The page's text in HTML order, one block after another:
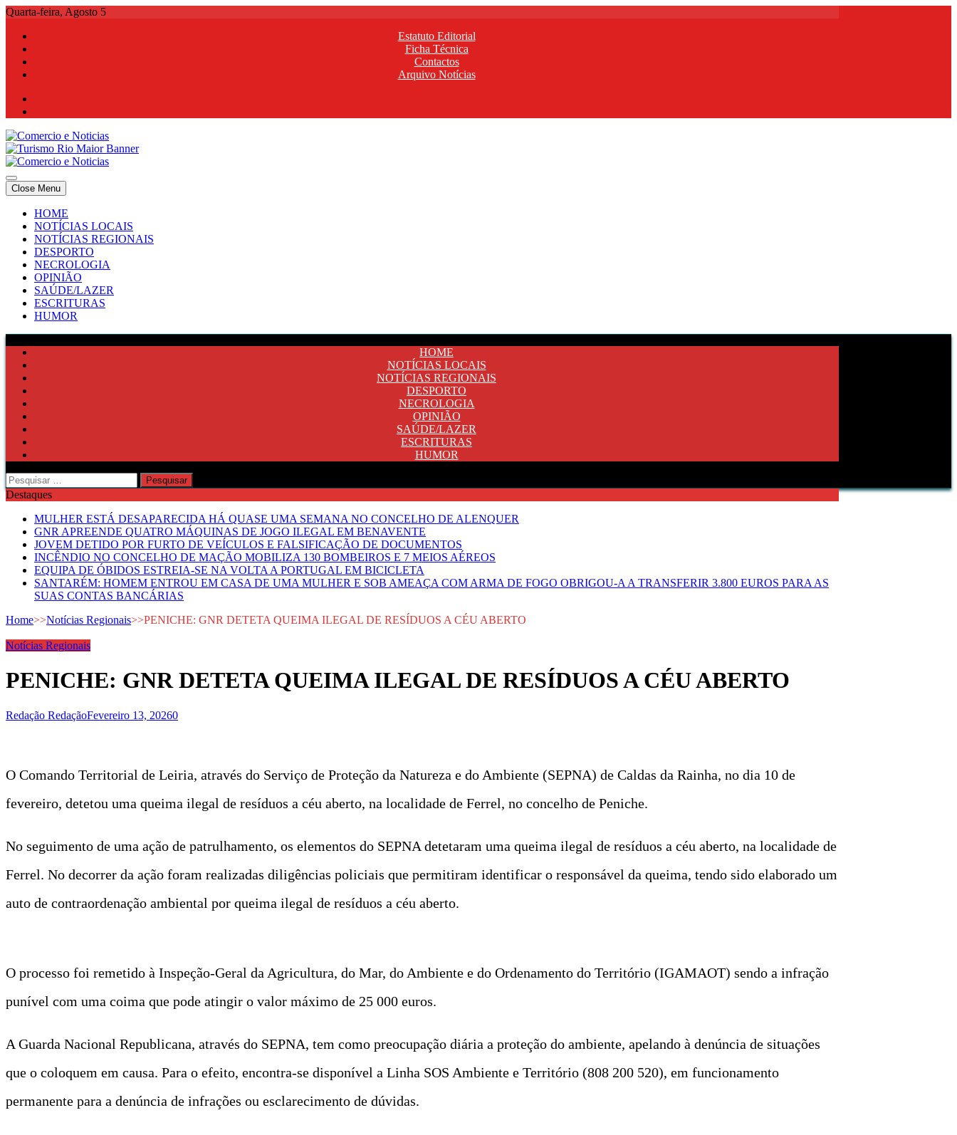
Skip
content
Quarta-feira, Agosto 5
Estatuto Editorial
Ficha Técnica
Contactos
Arquivo Notícias
Comercio e Noticias
Notícias e Publicidade Online
Comercio e Noticias
Notícias e Publicidade Online
Close Menu
HOME
NOTÍCIAS LOCAIS
NOTÍCIAS REGIONAIS
DESPORTO
NECROLOGIA
OPINIÃO
SAÚDE/LAZER
ESCRITURAS
HUMOR
HOME
NOTÍCIAS LOCAIS
NOTÍCIAS REGIONAIS
DESPORTO
NECROLOGIA
OPINIÃO
SAÚDE/LAZER
ESCRITURAS
HUMOR
Pesquisar
por:
Destaques
MULHER ESTÁ DESAPARECIDA HÁ QUASE UMA SEMANA NO CONCELHO DE ALENQUER
GNR APREENDE QUATRO MÁQUINAS DE JOGO ILEGAL EM BENAVENTE
JOVEM DETIDO POR FURTO DE VEÍCULOS E FALSIFICAÇÃO DE DOCUMENTOS
INCÊNDIO NO CONCELHO DE MAÇÃO MOBILIZA 130 BOMBEIROS E 7 MEIOS AÉREOS
EQUIPA DE ÓBIDOS ESTREIA-SE NA VOLTA A PORTUGAL EM BICICLETA
SANTARÉM: HOMEM ENTROU EM CASA DE UMA MULHER E SOB AMEAÇA COM ARMA DE FOGO OBRIGOU-A A TRANSFERIR 3.800 EUROS PARA AS
SUAS CONTAS BANCÁRIAS
Home>>Notícias Regionais>>PENICHE: GNR DETETA QUEIMA ILEGAL DE RESÍDUOS A CÉU ABERTO
Notícias Regionais
PENICHE: GNR DETETA QUEIMA ILEGAL DE RESÍDUOS A CÉU ABERTO
Redação RedaçãoFevereiro 13, 20260
O Comando Territorial de Leiria, através do Serviço de Proteção da Natureza e do Ambiente (SEPNA) de Caldas da Rainha, no dia 10 de
fevereiro, detetou uma queima ilegal de resíduos a céu aberto, na localidade de Ferrel, no concelho de Peniche.
No seguimento de uma ação de patrulhamento, os elementos do SEPNA detetaram uma queima ilegal de resíduos a céu aberto, na localidade de
Ferrel. No decorrer da ação foram realizadas diligências policiais que permitiram identificar o responsável da queima, tendo sido elaborado um
auto de contraordenação ambiental por queima ilegal de resíduos a céu aberto.
O processo foi remetido à Inspeção-Geral da Agricultura, do Mar, do Ambiente e do Ordenamento do Território (IGAMAOT) sendo a infração
punível com uma coima que pode atingir o valor máximo de 25 000 euros.
A Guarda Nacional Republicana, através do SEPNA, tem como preocupação diária a proteção do ambiente, apelando à denúncia de situações
que o coloquem em causa. Para o efeito, encontra-se disponível a Linha SOS Ambiente e Território (808 200 520), em funcionamento
permanente para a denúncia de infrações ou esclarecimento de dúvidas.